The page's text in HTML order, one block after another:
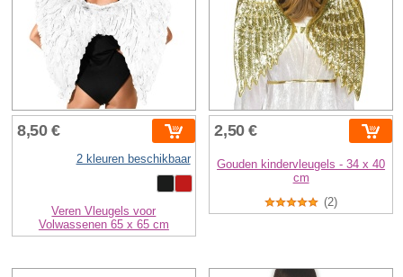
8,50 €
2 kleuren beschikbaar
Veren Vleugels voor
Volwassenen 65 x 65 cm
2,50 €
Gouden kindervleugels - 34 x 40
cm
(2)